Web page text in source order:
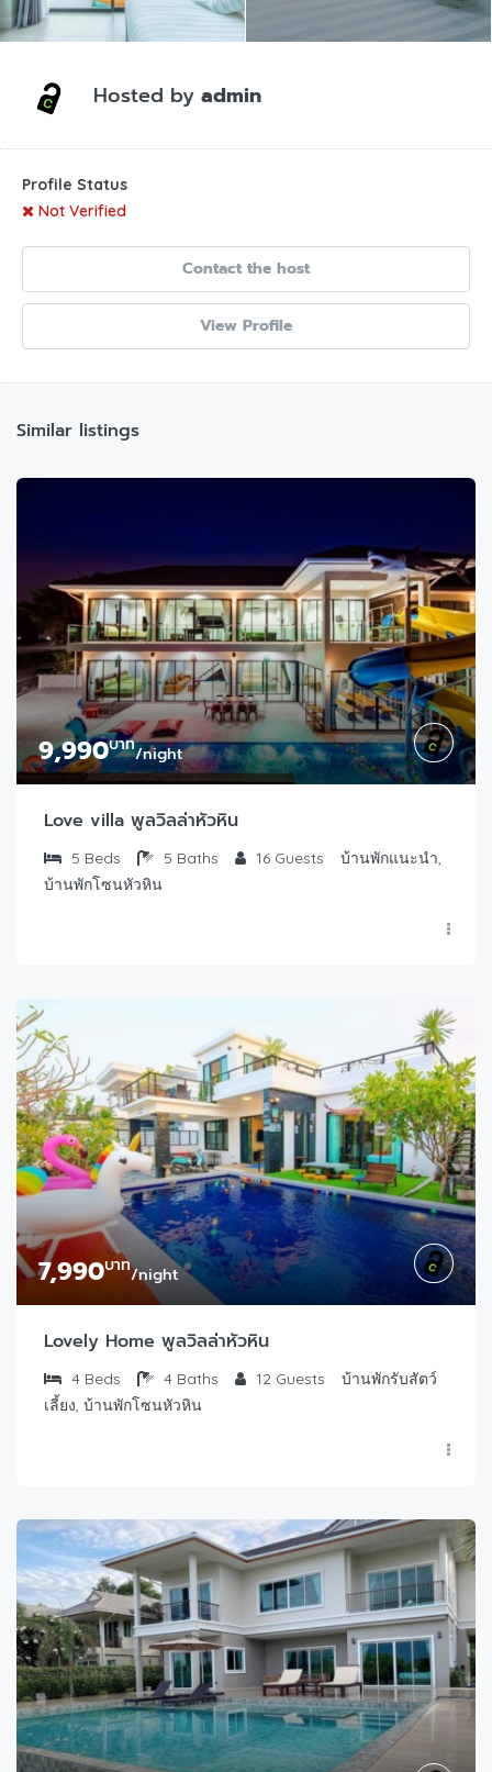
Hosted by admin
Profile Status
Not Verified
Contact the host
View Profile
Similar listings
9,990บาท/night
Love villa พูลวิลล่าหัวหิน
5 Beds 5 Baths 16 Guests
บ้านพักแนะนำ,
บ้านพักโซนหัวหิน
7,990บาท/night
Lovely Home พูลวิลล่าหัวหิน
4 Beds 4 Baths 12 Guests
บ้านพักรับสัตว์
เลี้ยง, บ้านพักโซนหัวหิน